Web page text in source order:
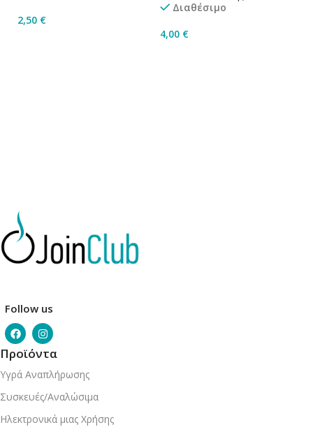
2,50 €
Διαθέσιμο
4,00 €
Follow us
Προϊόντα
Υγρά Αναπλήρωσης
Συσκευές/Αναλώσιμα
Ηλεκτρονικά μιας Χρήσης